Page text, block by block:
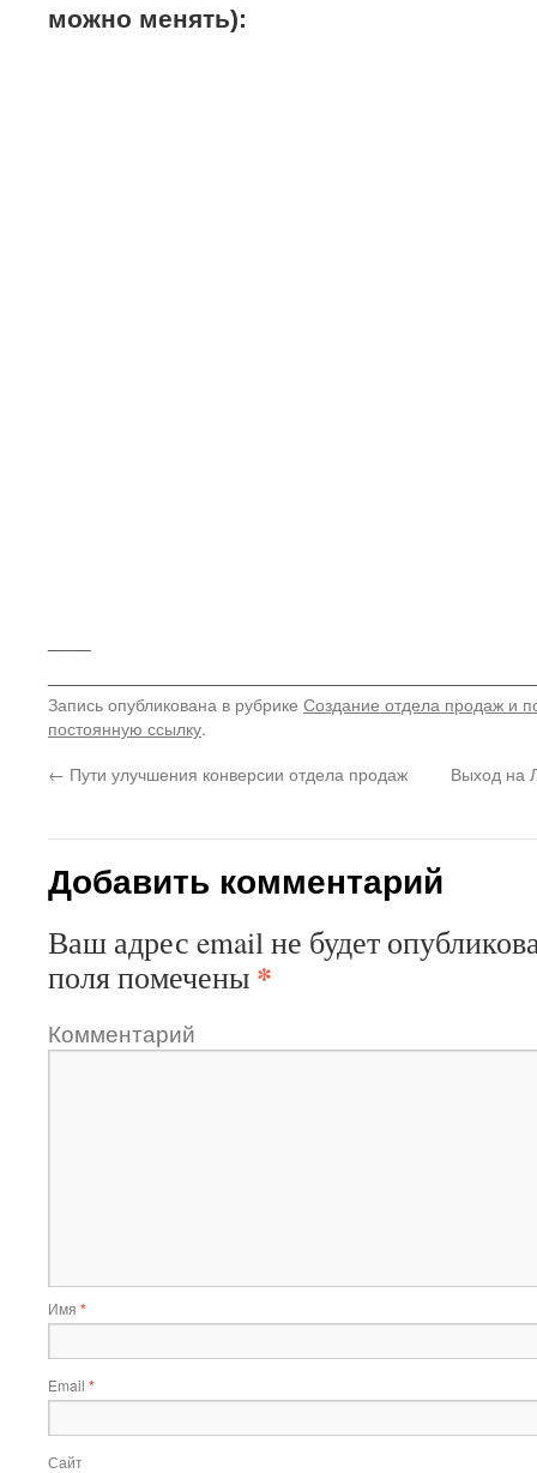
можно менять):
Запись опубликована в рубрике Создание отдела продаж и
постоянную ссылку.
← Пути улучшения конверсии отдела продаж Выход на
Добавить комментарий
Ваш адрес email не будет
поля помечены *
Комментарий
Имя *
Email *
Сайт